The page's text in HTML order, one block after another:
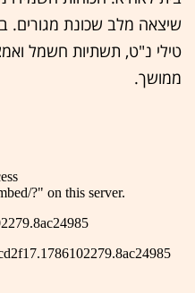
שיצאה מלב שכונת מגורים.
טילי נ"ט, תשתיות חשמל
ממושך.